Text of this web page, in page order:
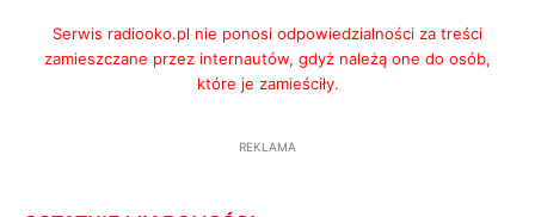
Serwis radiooko.pl nie ponosi odpowiedzialności za treści
zamieszczane przez internautów, gdyż należą one do osób,
które je zamieściły.
REKLAMA